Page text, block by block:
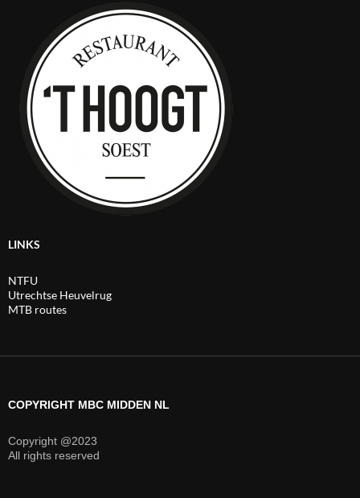
LINKS
NTFU
Utrechtse Heuvelrug
MTB routes
COPYRIGHT MBC MIDDEN NL
Copyright @2023
All rights reserved